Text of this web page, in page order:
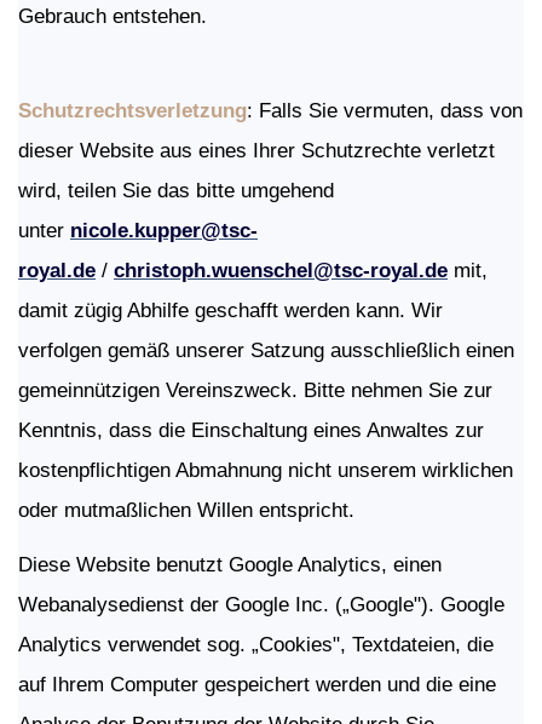
Gebrauch entstehen.
Schutzrechts­verletzung: Falls Sie vermuten, dass von
dieser Website aus eines Ihrer Schutzrechte verletzt
wird, teilen Sie das bitte umgehend
unter nicole.kupper@tsc-
royal.de / christoph.wuenschel@tsc-royal.de mit,
damit zügig Abhilfe geschafft werden kann. Wir
verfolgen gemäß unserer Satzung ausschließlich einen
gemeinnützigen Vereinszweck. Bitte nehmen Sie zur
Kenntnis, dass die Einschaltung eines Anwaltes zur
kostenpflichtigen Abmahnung nicht unserem wirklichen
oder mutmaßlichen Willen entspricht.
Diese Website benutzt Google Analytics, einen
Webanalysedienst der Google Inc. („Google"). Google
Analytics verwendet sog. „Cookies", Textdateien, die
auf Ihrem Computer gespeichert werden und die eine